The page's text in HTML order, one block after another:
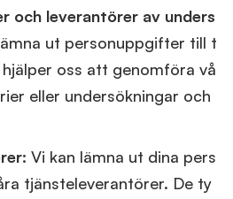
och leverantörer av unders
ut personuppgifter till t
oss att genomföra vå
eller undersökningar och
Vi kan lämna ut dina pers
tjänsteleverantörer. De ty